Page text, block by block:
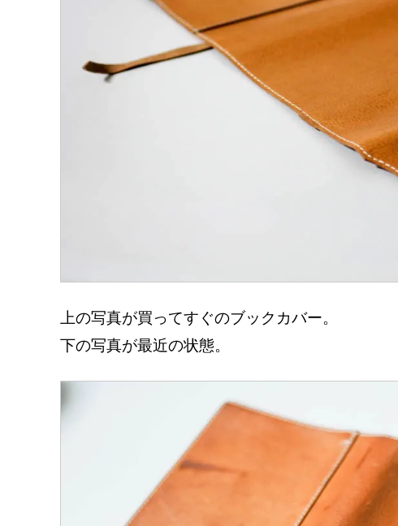
上の写真が買ってすぐのブックカバー。
下の写真が最近の状態。